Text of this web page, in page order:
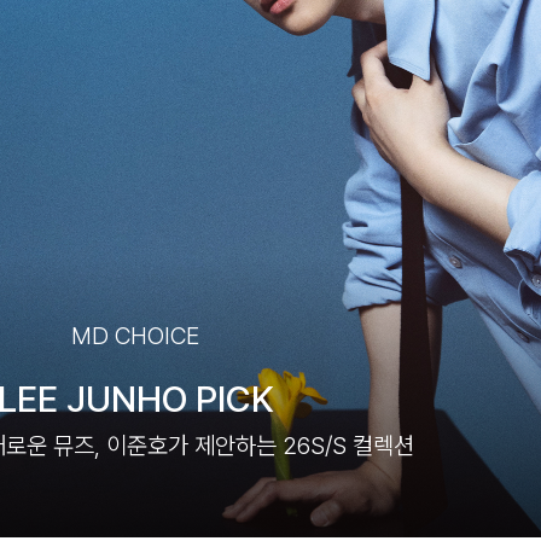
MD CHOICE
JUNHO PICK
운 뮤즈, 이준호가 제안하는 26S/S 컬렉션